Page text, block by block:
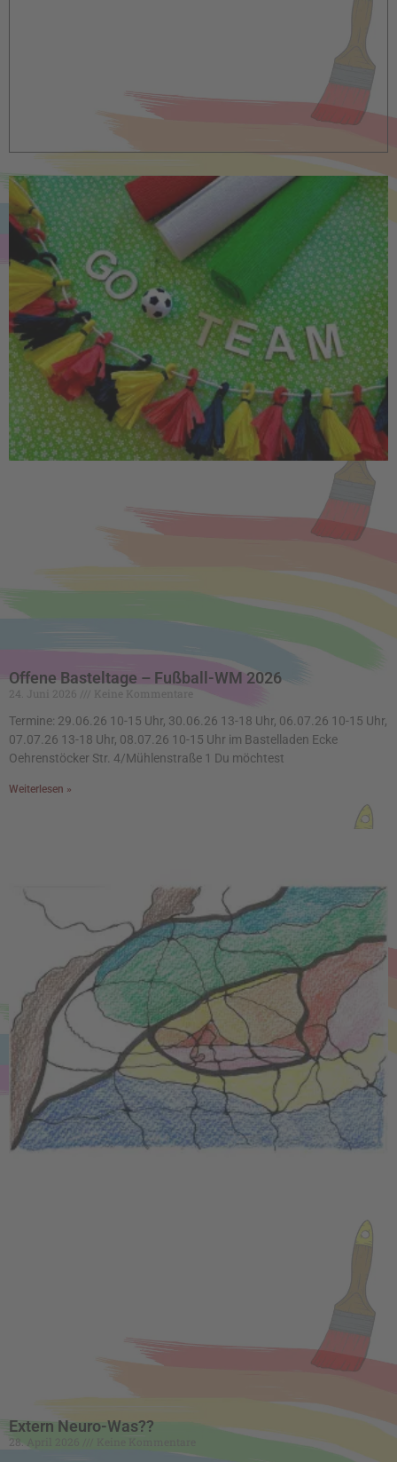
Offene Basteltage – Fußball-WM 2026
24. Juni 2026
Keine Kommentare
Termine: 29.06.26 10-15 Uhr, 30.06.26 13-18 Uhr, 06.07.26 10-15 Uhr,
07.07.26 13-18 Uhr, 08.07.26 10-15 Uhr im Bastelladen Ecke
Oehrenstöcker Str. 4/Mühlenstraße 1 Du möchtest
Weiterlesen »
Extern Neuro-Was??